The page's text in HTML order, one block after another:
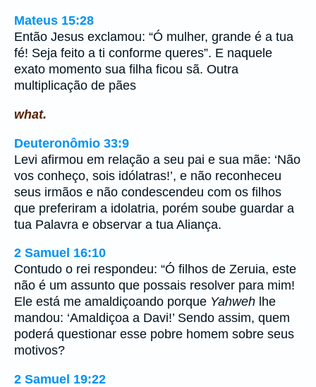
Mateus 15:28
Então Jesus exclamou: “Ó mulher, grande é a tua
fé! Seja feito a ti conforme queres”. E naquele
exato momento sua filha ficou sã. Outra
multiplicação de pães
what.
Deuteronômio 33:9
Levi afirmou em relação a seu pai e sua mãe: ‘Não
vos conheço, sois idólatras!’, e não reconheceu
seus irmãos e não condescendeu com os filhos
que preferiram a idolatria, porém soube guardar a
tua Palavra e observar a tua Aliança.
2 Samuel 16:10
Contudo o rei respondeu: “Ó filhos de Zeruia, este
não é um assunto que possais resolver para mim!
Ele está me amaldiçoando porque Yahweh lhe
mandou: ‘Amaldiçoa a Davi!’ Sendo assim, quem
poderá questionar esse pobre homem sobre seus
motivos?
2 Samuel 19:22